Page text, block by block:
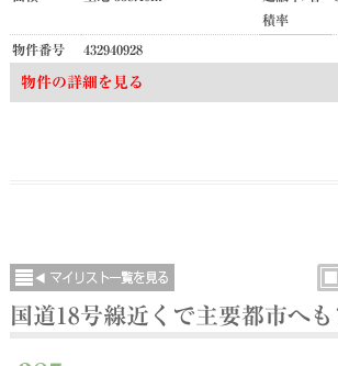
物件の詳細を見る
積率
物件番号 432940928
国道18号線近くで主要都市へ